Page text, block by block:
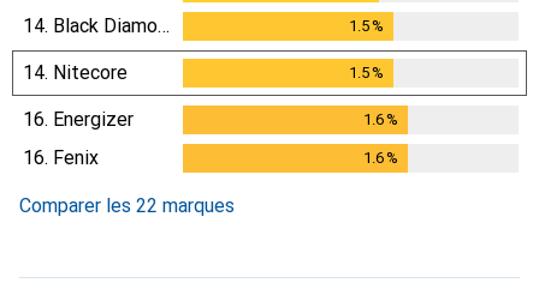
14. Black Diamond 1.5%
14. Nitecore 1.5%
16. Energizer 1.6%
16. Fenix 1.6%
Comparer les 22 marques